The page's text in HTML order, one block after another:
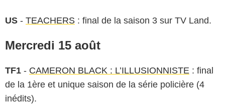
US - TEACHERS : final de la saison 3 sur TV Land.
Mercredi 15 août
TF1 - CAMERON BLACK : L’ILLUSIONNISTE : final
de la 1ère et unique saison de la série policière (4
inédits).